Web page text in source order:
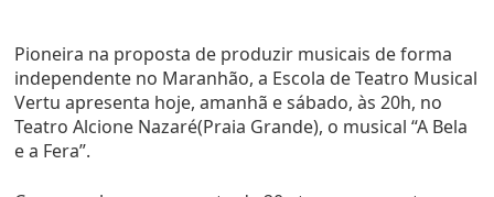
Pioneira na proposta de produzir musicais de forma
independente no Maranhão, a Escola de Teatro Musical
Vertu apresenta hoje, amanhã e sábado, às 20h, no
Teatro Alcione Nazaré(Praia Grande), o musical “A Bela
e a Fera”.